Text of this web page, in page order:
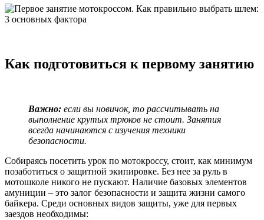
Как подготовиться к первому занятию
Важно: если вы новичок, то рассчитывать на
выполнение крутых трюков не стоит. Занятия
всегда начинаются с изучения техники
безопасности.
Собираясь посетить урок по мотокроссу, стоит, как минимум
позаботиться о защитной экипировке. Без нее за руль в
мотошколе никого не пускают. Наличие базовых элементов
амуниции – это залог безопасности и защита жизни самого
байкера. Среди основных видов защиты, уже для первых
заездов необходимы: